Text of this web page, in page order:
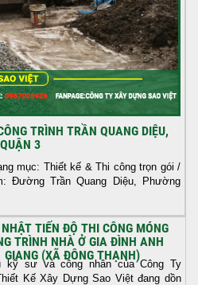
TRÌNH TRẦN QUANG DIỆU,
QUẬN 3
mục: Thiết kế & Thi công trọn gói /
Đường Trần Quang Diệu, Phường
TIẾN ĐỘ THI CÔNG MÓNG
TRÌNH NHÀ Ở GIA ĐÌNH ANH
GIANG (XÃ ĐÔNG THẠNH)
kỹ sư và công nhân của Công Ty
Kế Xây Dựng Sao Việt đang dồn